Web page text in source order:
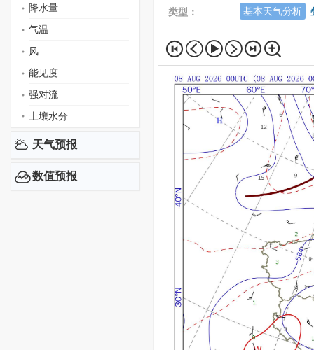
降水量
气温
风
能见度
强对流
土壤水分
天气预报
数值预报
类型： 基本天气分析